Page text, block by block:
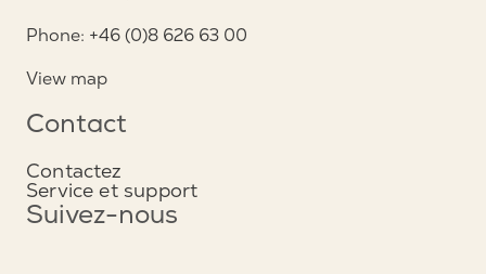
Phone: +46 (0)8 626 63 00
View map
Contact
Contactez
Service et support
Suivez-nous